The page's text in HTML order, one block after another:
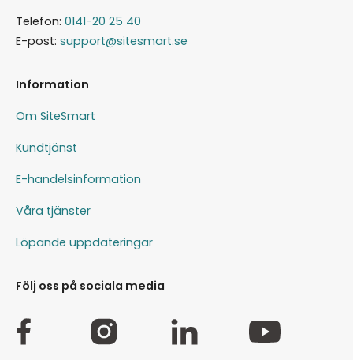
Telefon: 0141-20 25 40
E-post: support@sitesmart.se
Information
Om SiteSmart
Kundtjänst
E-handelsinformation
Våra tjänster
Löpande uppdateringar
Följ oss på sociala media